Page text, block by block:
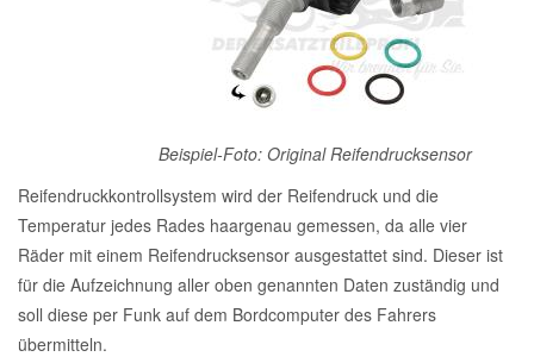
Beispiel-Foto: Original Reifendrucksensor
Reifendruckkontrollsystem wird der Reifendruck und die
Temperatur jedes Rades haargenau gemessen, da alle vier
Räder mit einem Reifendrucksensor ausgestattet sind. Dieser ist
für die Aufzeichnung aller oben genannten Daten zuständig und
soll diese per Funk auf dem Bordcomputer des Fahrers
übermitteln.